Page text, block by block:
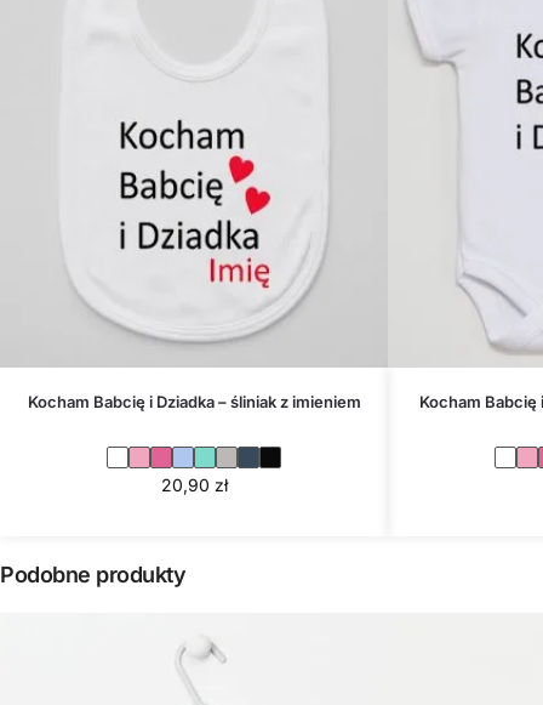
Kocham Babcię i Dziadka – śliniak z imieniem
20,90 zł
Kocham Babcię
Podobne produkty